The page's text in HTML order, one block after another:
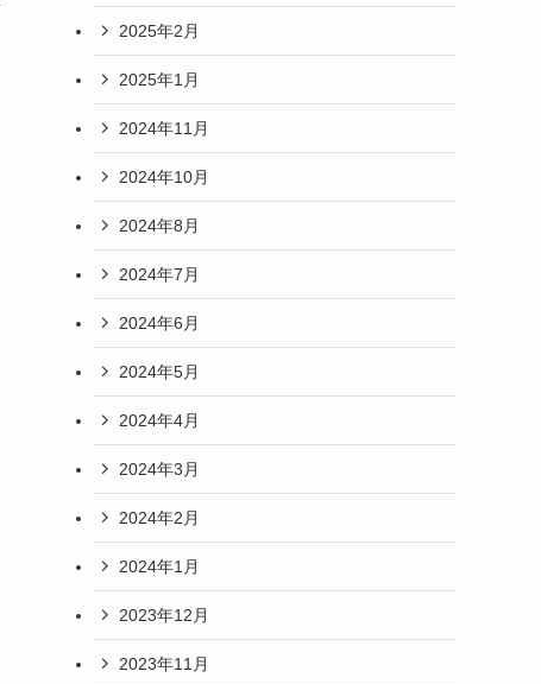
2025年2月
2025年1月
2024年11月
2024年10月
2024年8月
2024年7月
2024年6月
2024年5月
2024年4月
2024年3月
2024年2月
2024年1月
2023年12月
2023年11月